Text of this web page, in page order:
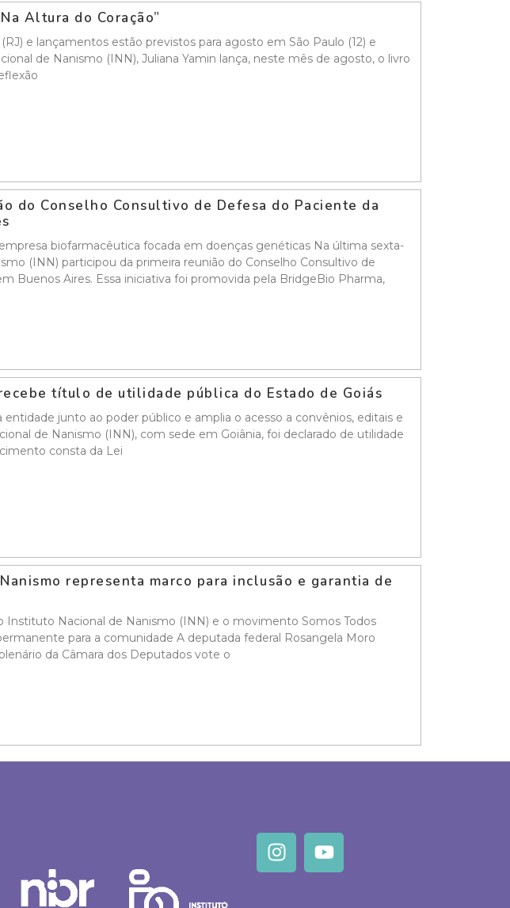
Altura do Coração”
e lançamentos estão previstos para agosto em São Paulo (12) e
de Nanismo (INN), Juliana Yamin lança, neste mês de agosto, o livro
do Conselho Consultivo de Defesa do Paciente da
biofarmacêutica focada em doenças genéticas Na última sexta-
(INN) participou da primeira reunião do Conselho Consultivo de
Buenos Aires. Essa iniciativa foi promovida pela BridgeBio Pharma,
título de utilidade pública do Estado de Goiás
junto ao poder público e amplia o acesso a convênios, editais e
de Nanismo (INN), com sede em Goiânia, foi declarado de utilidade
consta da Lei
representa marco para inclusão e garantia de
Nacional de Nanismo (INN) e o movimento Somos Todos
para a comunidade A deputada federal Rosangela Moro
da Câmara dos Deputados vote o